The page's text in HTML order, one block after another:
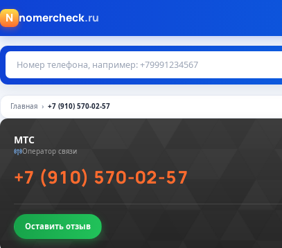
N nomercheck.ru
Главная +7 (910) 570-02-57
МТС
Оператор связи
+7 (910) 570-02-57
Оставить отзыв